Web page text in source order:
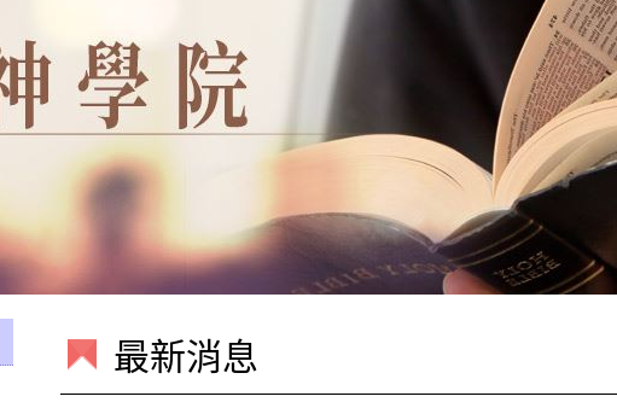
最新消息